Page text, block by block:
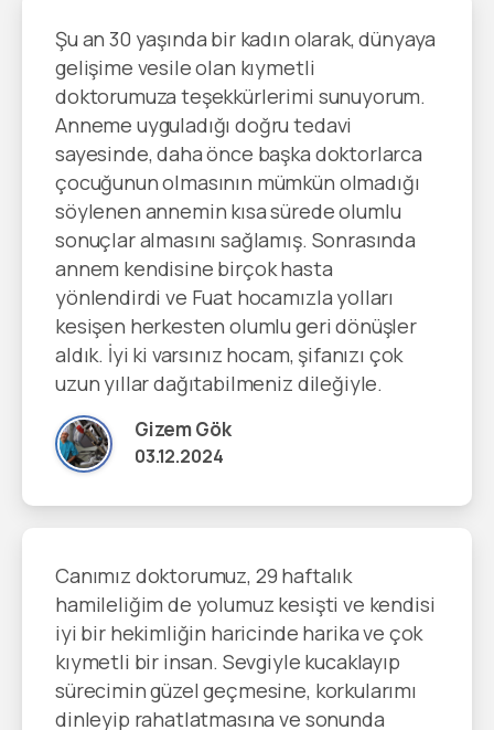
Şu an 30 yaşında bir kadın olarak, dünyaya
gelişime vesile olan kıymetli
doktorumuza teşekkürlerimi sunuyorum.
Anneme uyguladığı doğru tedavi
sayesinde, daha önce başka doktorlarca
çocuğunun olmasının mümkün olmadığı
söylenen annemin kısa sürede olumlu
sonuçlar almasını sağlamış. Sonrasında
annem kendisine birçok hasta
yönlendirdi ve Fuat hocamızla yolları
kesişen herkesten olumlu geri dönüşler
aldık. İyi ki varsınız hocam, şifanızı çok
uzun yıllar dağıtabilmeniz dileğiyle.
Gizem Gök
03.12.2024
Canımız doktorumuz, 29 haftalık
hamileliğim de yolumuz kesişti ve kendisi
iyi bir hekimliğin haricinde harika ve çok
kıymetli bir insan. Sevgiyle kucaklayıp
sürecimin güzel geçmesine, korkularımı
dinleyip rahatlatmasına ve sonunda